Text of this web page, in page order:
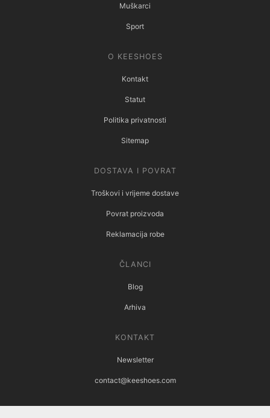
Muškarci
Sport
O KEESHOES
Kontakt
Statut
Politika privatnosti
Sitemap
DOSTAVA I POVRAT
Troškovi i vrijeme dostave
Povrat proizvoda
Reklamacija robe
ČLANCI
Blog
Arhiva
KONTAKT
Newsletter
contact@keeshoes.com